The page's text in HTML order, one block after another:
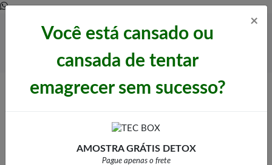
Você está cansado ou
cansada de tentar
emagrecer sem sucesso?
×
AMOSTRA GRÁTIS DETOX
Pague apenas o frete
Massageador Massageador Com Infravermelho Ponto De Percussão (110v)